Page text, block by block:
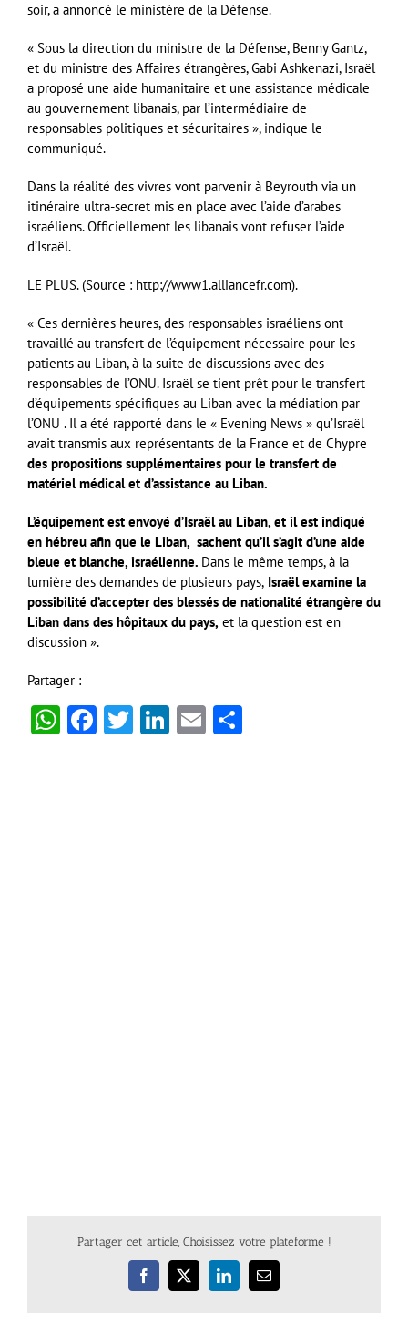
soir, a annoncé le ministère de la Défense.
« Sous la direction du ministre de la Défense, Benny Gantz,
et du ministre des Affaires étrangères, Gabi Ashkenazi, Israël
a proposé une aide humanitaire et une assistance médicale
au gouvernement libanais, par l’intermédiaire de
responsables politiques et sécuritaires », indique le
communiqué.
Dans la réalité des vivres vont parvenir à Beyrouth via un
itinéraire ultra-secret mis en place avec l’aide d’arabes
israéliens. Officiellement les libanais vont refuser l’aide
d’Israël.
LE PLUS. (Source : http://www1.alliancefr.com).
« Ces dernières heures, des responsables israéliens ont
travaillé au transfert de l’équipement nécessaire pour les
patients au Liban, à la suite de discussions avec des
responsables de l’ONU. Israël se tient prêt pour le transfert
d’équipements spécifiques au Liban avec la médiation par
l’ONU . Il a été rapporté dans le « Evening News » qu’Israël
avait transmis aux représentants de la France et de Chypre
des propositions supplémentaires pour le transfert de
matériel médical et d’assistance au Liban.
L’équipement est envoyé d’Israël au Liban, et il est indiqué
en hébreu afin que le Liban, sachent qu’il s’agit d’une aide
bleue et blanche, israélienne. Dans le même temps, à la
lumière des demandes de plusieurs pays, Israël examine la
possibilité d’accepter des blessés de nationalité étrangère du
Liban dans des hôpitaux du pays, et la question est en
discussion ».
Partager :
WhatsApp
Facebook
Twitter
LinkedIn
Email
Partager cet article, Choisissez votre plateforme !
Facebook
X LinkedInEmail